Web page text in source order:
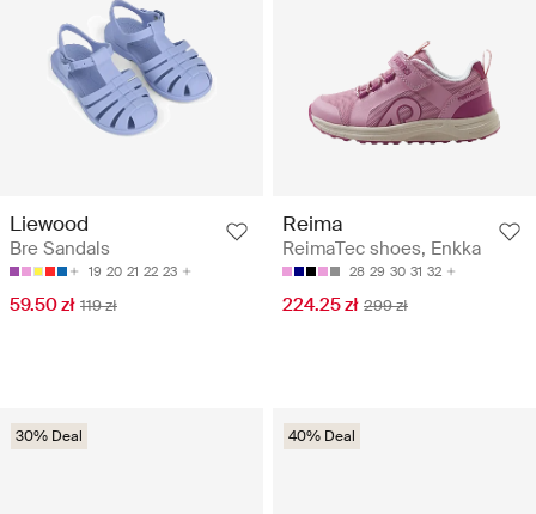
Liewood
Bre Sandals
19 20 21 22 23
59.50 zł 119 zł
Reima
ReimaTec shoes, Enkka
28 29 30 31 32
224.25 zł 299 zł
30% Deal 40% Deal